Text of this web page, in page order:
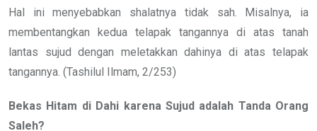
Hal ini menyebabkan shalatnya tidak sah. Misalnya, ia
membentangkan kedua telapak tangannya di atas tanah
lantas sujud dengan meletakkan dahinya di atas telapak
tangannya. (Tashilul Ilmam, 2/253)
Bekas Hitam di Dahi karena Sujud adalah Tanda Orang
Saleh?